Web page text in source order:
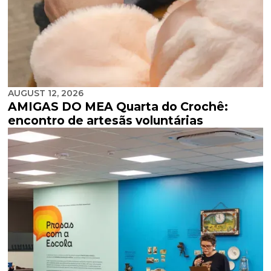
AUGUST 12, 2026
AMIGAS DO MEA Quarta do Crochê:
encontro de artesãs voluntárias